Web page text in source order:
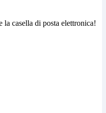
casella di posta elettronica!